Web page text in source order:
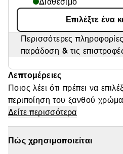
Θαμπάδα
Επιλέξτε ένα
Περισσότερες
παράδοση & τις
Λεπτομέρειες
Ποιος λέει ότι πρέπει να
περιποίηση του ξανθού
θερμοπροστασία κατά το
έχετε και τα δύο, χάρη στο
Cicaplasme της Kérastase,
ορό για επανόρθωση των ξανθών
Δείτε περισσότερα
Πώς χρησιμοποιείται